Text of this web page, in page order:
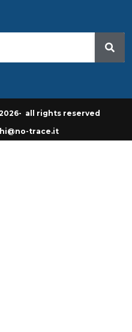
all rights reserved
trace.it